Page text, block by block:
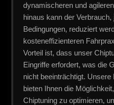
dynamischeren und
hinaus kann der
Bedingungen, reduziert
kosteneffizienteren
Vorteil ist, dass unser
Eingriffe erfordert, was die
nicht beeinträchtigt.
bieten Ihnen die
Chiptuning zu optimieren,